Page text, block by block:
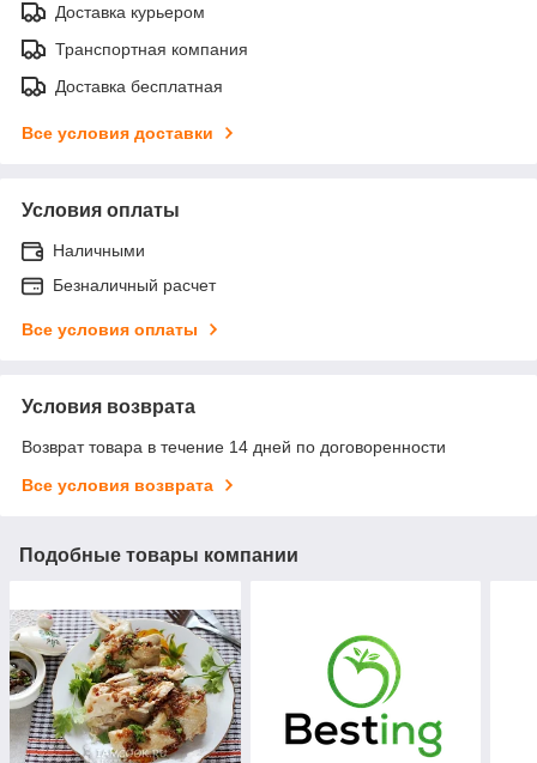
Доставка курьером
Транспортная компания
Доставка бесплатная
Все условия доставки
Условия оплаты
Наличными
Безналичный расчет
Все условия оплаты
Условия возврата
Возврат товара в течение 14 дней по договоренности
Все условия возврата
Подобные товары компании